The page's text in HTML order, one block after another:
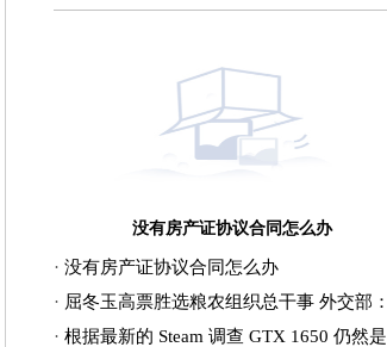
没有房产证协议合同怎么办
· 没有房产证协议合同怎么办
· 屈冬玉高票胜选粮农组织总干事 外交部：中方将继续积极支持粮农组织工作
· 根据最新的 Steam 调查 GTX 1650 仍然是最受欢迎的 GPU